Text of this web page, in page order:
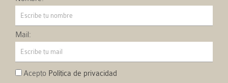
Mail:
Acepto Política de privacidad